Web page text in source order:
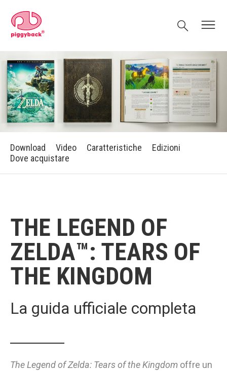
content
Piggyback.com Search Menu
THE LEGEND OF
ZELDA™: TEARS OF
THE KINGDOM
La guida ufficiale completa
Download Video Caratteristiche
Edizioni
Dove acquistare
The Legend of Zelda: Tears of the Kingdom offre un